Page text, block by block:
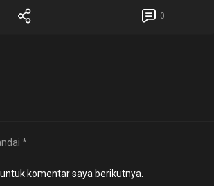
0
*
komentar saya berikutnya.